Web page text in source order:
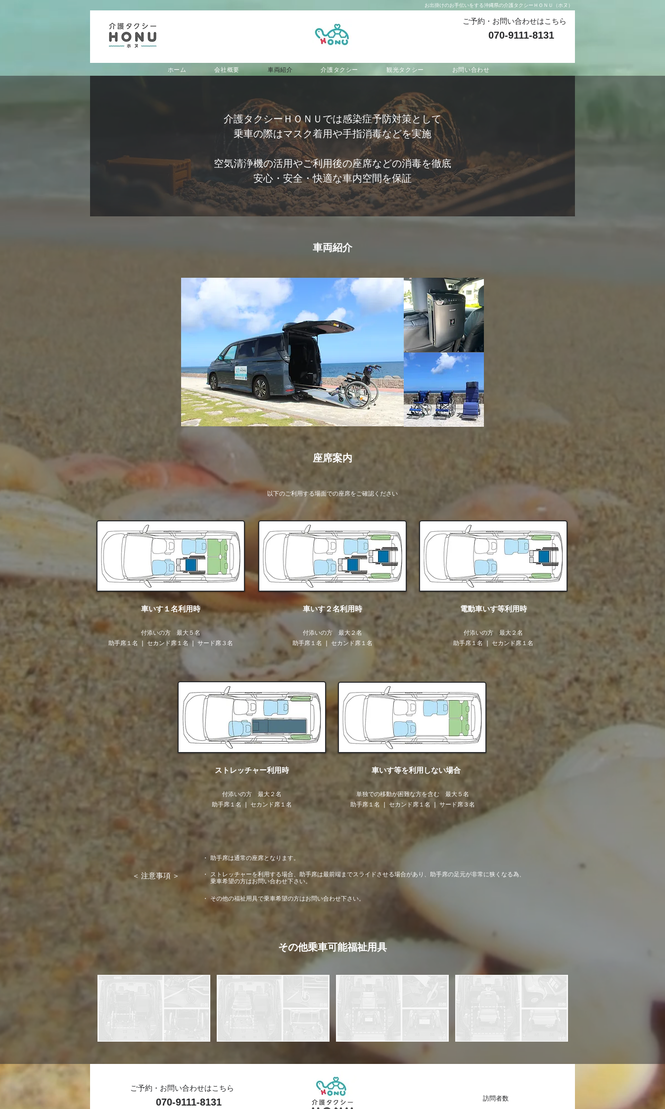
お出掛けのお手伝いをする沖縄県の介護タクシーＨＯＮＵ（ホヌ）
​ご予約・お問い合わせはこちら
070-9111-8131
ホーム 会社概要 車両紹介 介護タクシー 観光タクシー お問い合わせ
介護タクシーＨＯＮＵでは感染症予防対策として
​乗車の際はマスク着用や手指消毒などを実施
​空気清浄機の活用やご利用後の座席などの消毒を徹底
​安心・安全・快適な車内空間を保証
​車両紹介
座席案内
以下のご利用する場面での座席をご確認ください
​車いす１名利用時
​付添いの方 最大５名
助手席１名 ❘ セカンド席１名 ❘ サード席３名
​車いす２名利用時
​付添いの方 最大２名
助手席１名 ❘ セカンド席１名
電動車いす等利用時
​付添いの方 最大２名
助手席１名 ❘ セカンド席１名
ストレッチャー利用時
​付添いの方 最大２名
助手席１名 ❘ セカンド席１名
​ 車いす等を利用しない場合
​単独での移動が困難な方を含む 最大５名
助手席１名 ❘ セカンド席１名 ❘ サード席３名
＜ 注意事項 ＞
​・ 助手席は通常の座席となります。
​・ ストレッチャーを利用する場合、助手席は最前端までスライドさせる場合があり、 助手席の足元が非常に狭くなる為、
乗車希望の方はお問い合わせ下さい。
​・ その他の福祉用具で乗車希望の方はお問い合わせ下さい。
その他乗車可能福祉用具
​ご予約・お問い合わせはこちら
070-9111-8131 ​訪問者数